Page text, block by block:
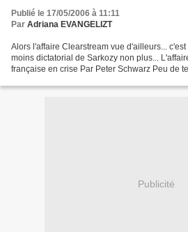
Publié le 17/05/2006 à 11:11
Par Adriana EVANGELIZT
Alors l'affaire Clearstream vue d'ailleurs...
moins dictatorial de Sarkozy non plus...
française en crise Par Peter Schwarz Peu de
Publicité